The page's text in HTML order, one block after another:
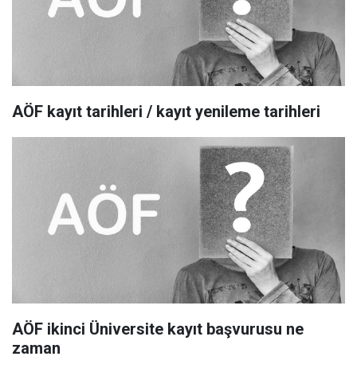
AÖF kayıt tarihleri / kayıt yenileme tarihleri
AÖF ikinci Üniversite kayıt başvurusu ne
zaman